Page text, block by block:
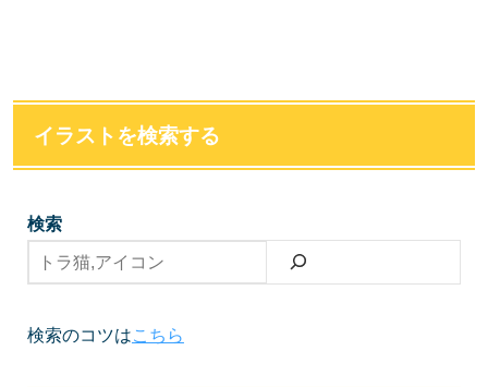
イラストを検索する
検索
検索のコツはこちら